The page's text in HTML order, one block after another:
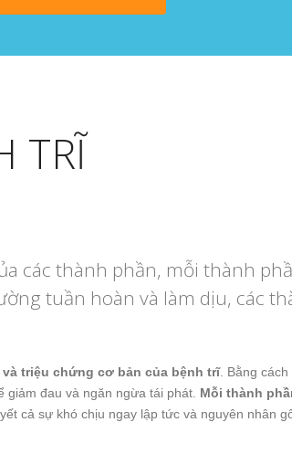
TRĨ
các thành phần, mỗi thành
tuần hoàn và làm dịu, các
triệu chứng cơ bản của bệnh trĩ. Bằng
đau và ngăn ngừa tái phát. Mỗi thành
cả sự khó chịu ngay lập tức và nguyên nhân